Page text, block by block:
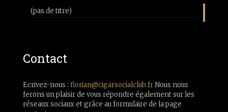
(pas de titre)
Contact
Ecrivez-nous : florian@cigarsocialclub.frNous nous
ferons un plaisir de vous répondre également sur les
réseaux sociaux et grâce au formulaire de la page